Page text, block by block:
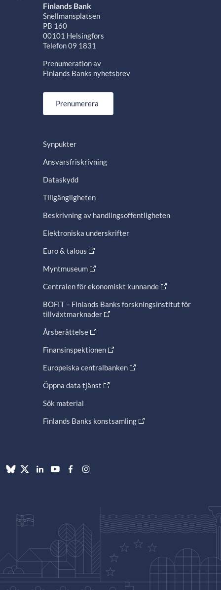
Finlands Bank
Snellmansplatsen
PB 160
00101 Helsingfors
Telefon 09 1831
Prenumeration av
Finlands Banks nyhetsbrev
Prenumerera
Synpukter
Ansvarsfriskrivning
Dataskydd
Tillgängligheten
Beskrivning av handlingsoffentligheten
Elektroniska underskrifter
Euro & talous
Myntmuseum
Centralen för ekonomiskt kunnande
BOFIT – Finlands Banks forskningsinstitut för
tillväxtmarknader
Årsberättelse
Finansinspektionen
Europeiska centralbanken
Öppna data tjänst
Sök material
Finlands Banks konstsamling